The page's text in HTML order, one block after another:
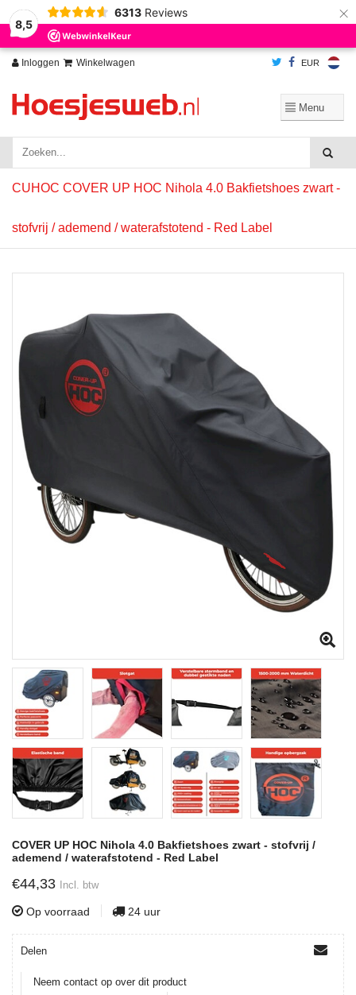
8,5
6313 Reviews ×
Inloggen Winkelwagen EUR
CUHOC COVER UP HOC Nihola 4.0 Bakfietshoes zwart -
stofvrij / ademend / waterafstotend - Red Label
COVER UP HOC Nihola 4.0 Bakfietshoes zwart - stofvrij /
ademend / waterafstotend - Red Label
€44,33 Incl. btw
Op voorraad 24 uur
Delen
Neem contact op over dit product
Wij slaan cookies op om onze website te verbeteren. Is dat akkoord?
Ja
Nee